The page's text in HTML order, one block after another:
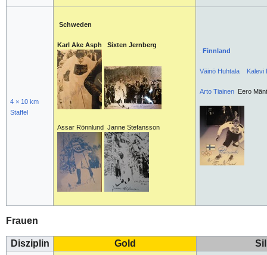
4 × 10 km
Staffel
Schweden
Karl Ake Asph Sixten Jernberg
Assar Rönnlund Janne Stefansson
Finnland
Väinö Huhtala Kalevi
Arto Tiainen Eero
Frauen
Disziplin Gold